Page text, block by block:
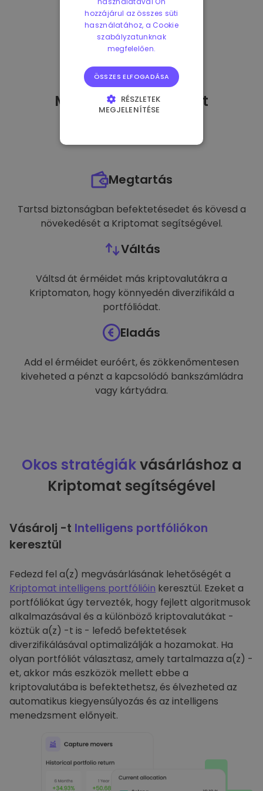
Mit tehetekmiután
-t
Megtartás
Tartsd biztonságban befektetésedet és kövesd a
növekedését a Kriptomat segítségével.
Váltás
Váltsd át érméidet más kriptovalutákra a
Kriptomaton, hogy könnyedén diverzifikáld a
portfóliódat.
Eladás
Add el érméidet euróért, és zökkenőmentesen
kiveheted a pénzt a kapcsolódó bankszámládra
vagy kártyádra.
Okos stratégiákvásárláshoz a
Kriptomat segítségével
Vásárolj -t Intelligens portfóliókon
keresztül
Fedezd fel a(z) megvásárlásának lehetőségét a
Kriptomat intelligens portfólióin keresztül. Ezeket a
portfóliókat úgy tervezték, hogy fejlett algoritmusok
alkalmazásával és a különböző kriptovalutákat -
köztük a(z) -t is - lefedő befektetések
diverzifikálásával optimalizálják a hozamokat. Ha
olyan portfóliót választasz, amely tartalmazza a(z) -
et, akkor más eszközök mellett ebbe a
kriptovalutába is befektethetsz, és élvezheted az
automatikus kiegyensúlyozás és az intelligens
menedzsment előnyeit.
hozzájárul az összes süti
használatához, a Cookie
szabályzatunknak
megfelelően.
ÖSSZES ELFOGADÁSA
RÉSZLETEK
MEGJELENÍTÉSE
CÉLZÁS
FUNKCIONALITÁS